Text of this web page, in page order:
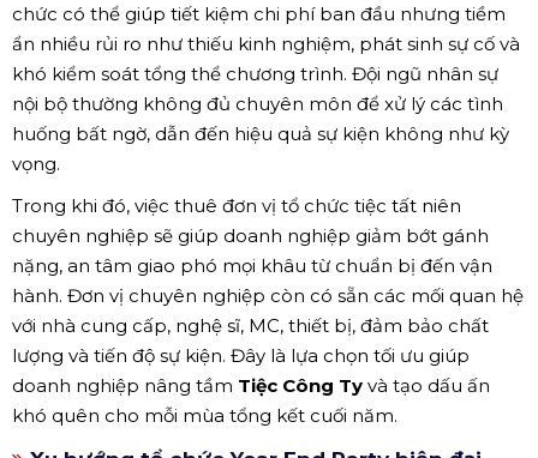
chức có thể giúp tiết kiệm chi phí ban đầu nhưng tiềm
ẩn nhiều rủi ro như thiếu kinh nghiệm, phát sinh sự cố và
khó kiểm soát tổng thể chương trình. Đội ngũ nhân sự
nội bộ thường không đủ chuyên môn để xử lý các tình
huống bất ngờ, dẫn đến hiệu quả sự kiện không như kỳ
vọng.
Trong khi đó, việc thuê đơn vị tổ chức tiệc tất niên
chuyên nghiệp sẽ giúp doanh nghiệp giảm bớt gánh
nặng, an tâm giao phó mọi khâu từ chuẩn bị đến vận
hành. Đơn vị chuyên nghiệp còn có sẵn các mối quan hệ
với nhà cung cấp, nghệ sĩ, MC, thiết bị, đảm bảo chất
lượng và tiến độ sự kiện. Đây là lựa chọn tối ưu giúp
doanh nghiệp nâng tầm Tiệc Công Ty và tạo dấu ấn
khó quên cho mỗi mùa tổng kết cuối năm.